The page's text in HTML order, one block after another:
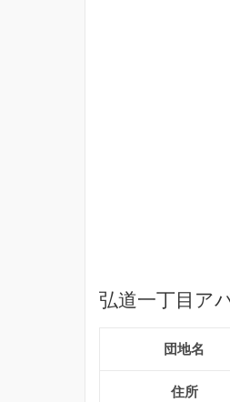
弘道一丁目ア
団地名
住所